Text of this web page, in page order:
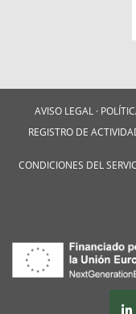
AVISO LEGAL ·
REGISTRO DE
CONDICIONES DEL